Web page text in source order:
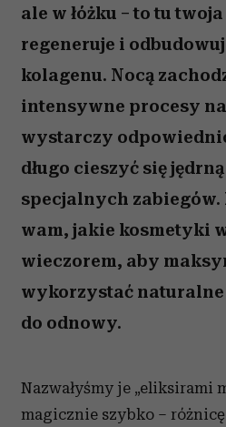
ale w łóżku – to tu
regeneruje i
kolagenu. Nocą
intensywne procesy
wystarczy
długo cieszyć się
specjalnych
wam, jakie kosmetyki
wieczorem, aby
wykorzystać
do odnowy.
Nazwałyśmy je „eliksirami
magicznie szybko –